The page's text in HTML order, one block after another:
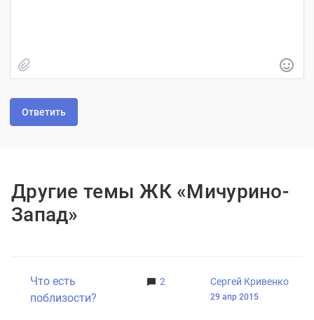
Другие темы ЖК «Мичурино-
Запад»
Что есть
поблизости?
2 Сергей Кривенко
29 апр 2015